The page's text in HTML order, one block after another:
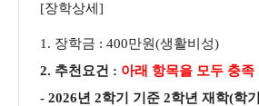
[장학상세]
1. 장학금 : 400만원(생활비성)
2. 추천요건 : 아래 항목을 모두 충족
- 2026년 2학기 기준 2학년 재학(학